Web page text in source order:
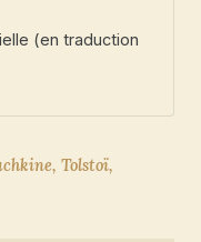
(en traduction
Tolstoï,